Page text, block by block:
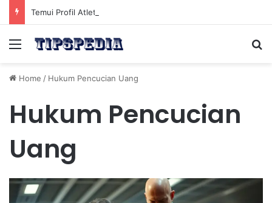
Menu
Home / Hukum Pencucian Uang
Hukum Pencucian
Uang